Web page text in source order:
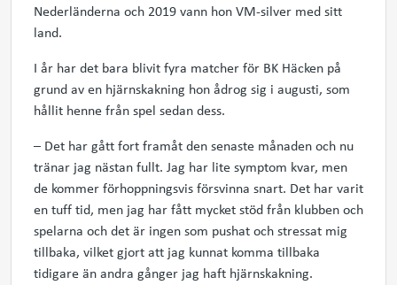
Nederländerna och 2019 vann hon VM-silver med sitt
land.
I år har det bara blivit fyra matcher för BK Häcken på
grund av en hjärnskakning hon ådrog sig i augusti, som
hållit henne från spel sedan dess.
– Det har gått fort framåt den senaste månaden och nu
tränar jag nästan fullt. Jag har lite symptom kvar, men
de kommer förhoppningsvis försvinna snart. Det har varit
en tuff tid, men jag har fått mycket stöd från klubben och
spelarna och det är ingen som pushat och stressat mig
tillbaka, vilket gjort att jag kunnat komma tillbaka
tidigare än andra gånger jag haft hjärnskakning.